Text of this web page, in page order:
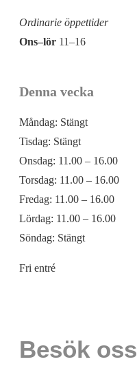
Ordinarie öppettider
Ons–lör 11–16
Denna vecka
Måndag: Stängt
Tisdag: Stängt
Onsdag: 11.00 – 16.00
Torsdag: 11.00 – 16.00
Fredag: 11.00 – 16.00
Lördag: 11.00 – 16.00
Söndag: Stängt
Fri entré
Besök oss